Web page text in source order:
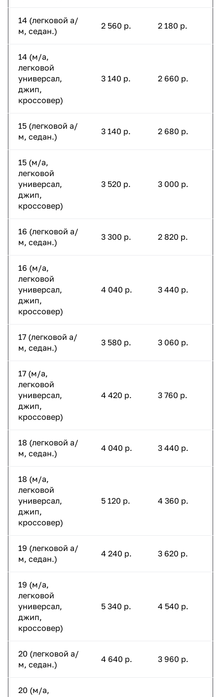
14 (легковой а/
м, седан.)
2 560 р. 2 180 р.
14 (м/а,
легковой
универсал,
джип,
кроссовер)
3 140 р. 2 660 р.
15 (легковой а/
м, седан.)
3 140 р. 2 680 р.
15 (м/а,
легковой
универсал,
джип,
кроссовер)
3 520 р. 3 000 р.
16 (легковой а/
м, седан.)
3 300 р. 2 820 р.
16 (м/а,
легковой
универсал,
джип,
кроссовер)
4 040 р. 3 440 р.
17 (легковой а/
м, седан.)
3 580 р. 3 060 р.
17 (м/а,
легковой
универсал,
джип,
кроссовер)
4 420 р. 3 760 р.
18 (легковой а/
м, седан.)
4 040 р. 3 440 р.
18 (м/а,
легковой
универсал,
джип,
кроссовер)
5 120 р. 4 360 р.
19 (легковой а/
м, седан.)
4 240 р. 3 620 р.
19 (м/а,
легковой
универсал,
джип,
кроссовер)
5 340 р. 4 540 р.
20 (легковой а/
м, седан.)
4 640 р. 3 960 р.
20 (м/а,